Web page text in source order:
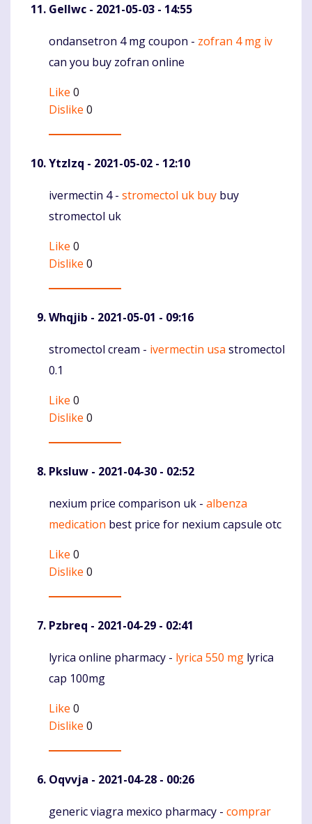
Gellwc - 2021-05-03 - 14:55
Komentaras
ondansetron 4 mg coupon - zofran 4 mg iv
can you buy zofran online
Like 0
Dislike 0
Ytzlzq - 2021-05-02 - 12:10
Komentaras
ivermectin 4 - stromectol uk buy buy
stromectol uk
Like 0
Dislike 0
Whqjib - 2021-05-01 - 09:16
Komentaras
stromectol cream - ivermectin usa stromectol
0.1
Like 0
Dislike 0
Pksluw - 2021-04-30 - 02:52
Komentaras
nexium price comparison uk - albenza
medication best price for nexium capsule otc
Like 0
Dislike 0
Pzbreq - 2021-04-29 - 02:41
Komentaras
lyrica online pharmacy - lyrica 550 mg lyrica
cap 100mg
Like 0
Dislike 0
Oqvvja - 2021-04-28 - 00:26
Komentaras
generic viagra mexico pharmacy - comprar